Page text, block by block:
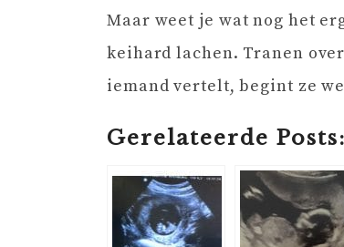
Maar weet je wat nog het
keihard lachen. Tranen
iemand vertelt, begint ze
Gerelateerde Posts: